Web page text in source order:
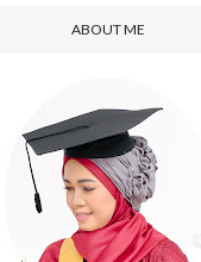
ABOUT ME